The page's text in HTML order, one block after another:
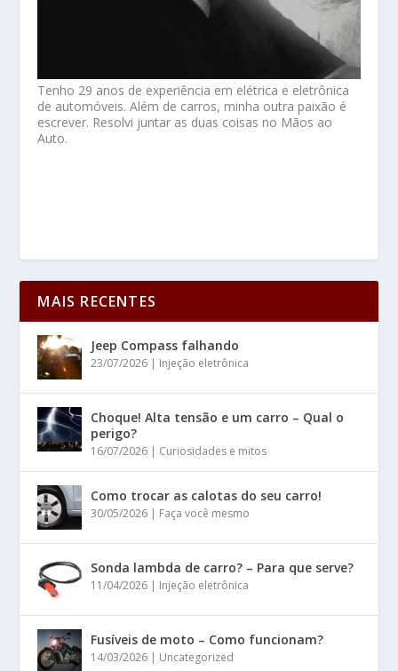
Tenho 29 anos de experiência em elétrica e eletrônica
de automóveis. Além de carros, minha outra paixão é
escrever. Resolvi juntar as duas coisas no Mãos ao
Auto.
MAIS RECENTES
Jeep Compass falhando
23/07/2026 | Injeção eletrônica
Choque! Alta tensão e um carro – Qual o
perigo?
16/07/2026 | Curiosidades e mitos
Como trocar as calotas do seu carro!
30/05/2026 | Faça você mesmo
Sonda lambda de carro? – Para que serve?
11/04/2026 | Injeção eletrônica
Fusíveis de moto – Como funcionam?
14/03/2026 | Uncategorized